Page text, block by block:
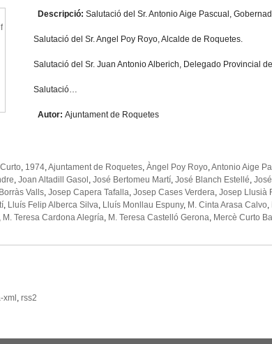
Descripció: Salutació del Sr. Antonio Aige Pascual,
Salutació del Sr. Angel Poy Royo, Alcalde de Roquetes.
Salutació del Sr. Juan Antonio Alberich, Delegado Provincial
Salutació…
Autor: Ajuntament de Roquetes
, 1974,Ajuntament de Roquetes, Àngel Poy Royo,Antonio Aige
, Joan Altadill Gasol , José Bertomeu Martí, José Blanch Estellé,
Valls, Josep Capera Tafalla, Josep Cases Verdera, Josep Llusià
, Lluís Felip Alberca Silva, Lluís Monllau Espuny, M. Cinta Arasa Calvo,
, M. Teresa Cardona Alegría, M. Teresa Castelló Gerona, Mercè Curto
xml , rss2